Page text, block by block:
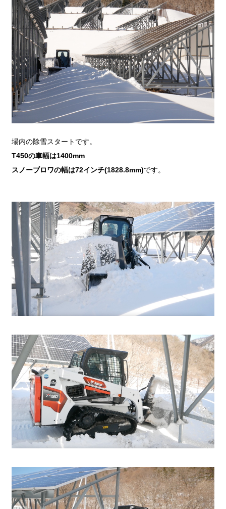
場内の除雪スタートです。
T450の車幅は1400mm
スノーブロワの幅は72インチ(1828.8mm)です。